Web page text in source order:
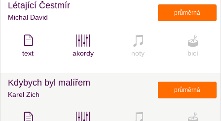
Létající Čestmír
Michal David
průměrná
text akordy noty bicí
Kdybych byl malířem
Karel Zich
průměrná